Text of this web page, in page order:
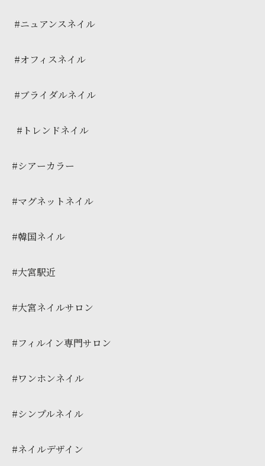
#ニュアンスネイル
#オフィスネイル
#ブライダルネイル
#トレンドネイル
#シアーカラー
#マグネットネイル
#韓国ネイル
#大宮駅近
#大宮ネイルサロン
#フィルイン専門サロン
#ワンホンネイル
#シンプルネイル
#ネイルデザイン